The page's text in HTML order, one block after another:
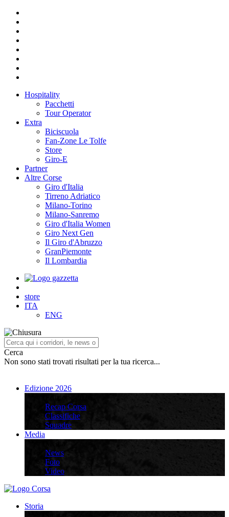
Hospitality
Pacchetti
Tour Operator
Extra
Biciscuola
Fan-Zone Le Tolfe
Store
Giro-E
Partner
Altre Corse
Giro d'Italia
Tirreno Adriatico
Milano-Torino
Milano-Sanremo
Giro d'Italia Women
Giro Next Gen
Il Giro d'Abruzzo
GranPiemonte
Il Lombardia
store
ITA
ENG
Cerca
Non sono stati trovati risultati per la tua ricerca...
Edizione 2026
Recap Corsa
Classifiche
Squadre
Media
News
Foto
Video
Storia